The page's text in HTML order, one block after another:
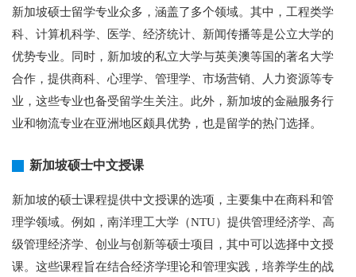
新加坡硕士留学专业众多，涵盖了多个领域。其中，工程类学
科、计算机科学、医学、经济统计、新闻传播等是公立大学的
优势专业。同时，新加坡的私立大学与英美澳等国的著名大学
合作，提供商科、心理学、管理学、市场营销、人力资源等专
业，这些专业也备受留学生关注。此外，新加坡的金融服务行
业和物流专业在亚洲地区颇具优势，也是留学的热门选择。
新加坡硕士中文授课
新加坡的硕士课程提供中文授课的选项，主要集中在商科和管
理学领域。例如，南洋理工大学（NTU）提供管理经济学、高
级管理经济学、创业与创新等硕士项目，其中可以选择中文授
课。这些课程旨在结合经济学理论和管理实践，培养学生的战